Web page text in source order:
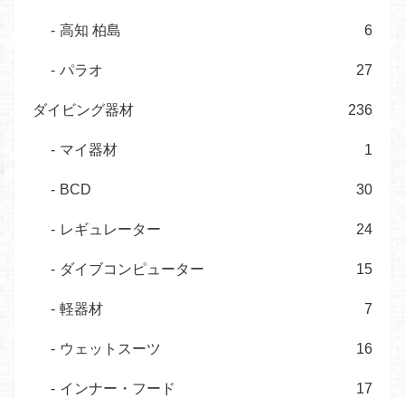
高知 柏島 6
パラオ 27
ダイビング器材 236
マイ器材 1
BCD 30
レギュレーター 24
ダイブコンピューター 15
軽器材 7
ウェットスーツ 16
インナー・フード 17